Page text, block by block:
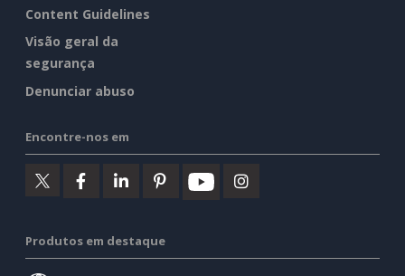
Content Guidelines
Visão geral da
segurança
Denunciar abuso
Encontre-nos em
Produtos em destaque